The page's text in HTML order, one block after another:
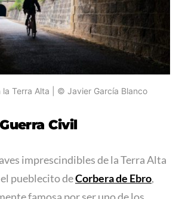
la Terra Alta | © Javier García Blanco
Civil
imprescindibles de la Terra Alta
pueblecito deCorbera de Ebro,